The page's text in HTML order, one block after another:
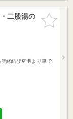
お気に入
りに追加
二股湯の
縁結び空港より車で